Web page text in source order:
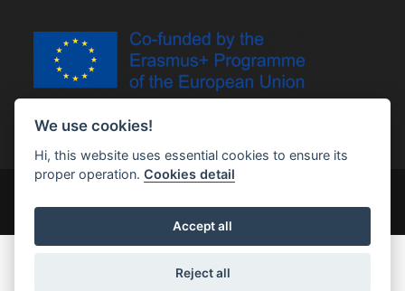
We use cookies!
Hi, this website uses essential cookies to ensure its
proper operation.Cookies detail
Accept all
Reject all